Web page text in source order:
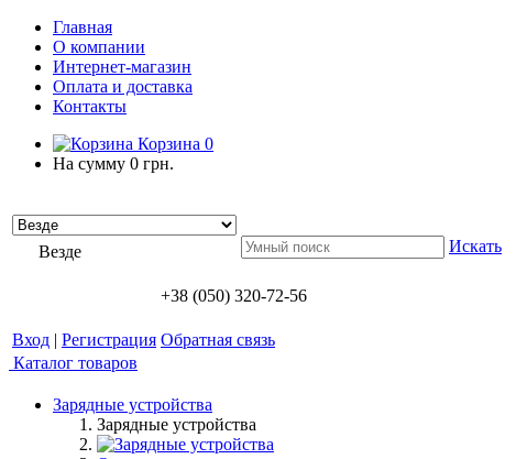
Главная
О компании
Интернет-магазин
Оплата и доставка
Контакты
Корзина 0
На сумму 0 грн.
Везде Искать
+38 (050) 320-72-56
Вход | Регистрация Обратная связь
Каталог товаров
Зарядные устройства
Зарядные устройства